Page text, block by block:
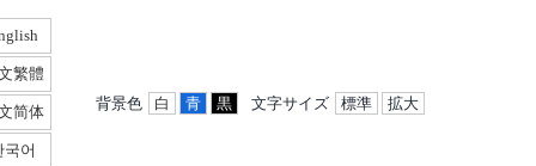
繁體
简体
국어
背景色 白 青 黒 文字サイズ 標準 拡大